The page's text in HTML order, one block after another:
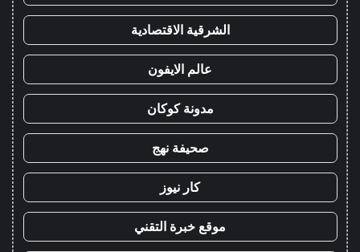
الشرقية الاقتصادية
عالم الايفون
مدونة كوكان
صحيفة نهج
كار نيوز
موقع خبرة التقني